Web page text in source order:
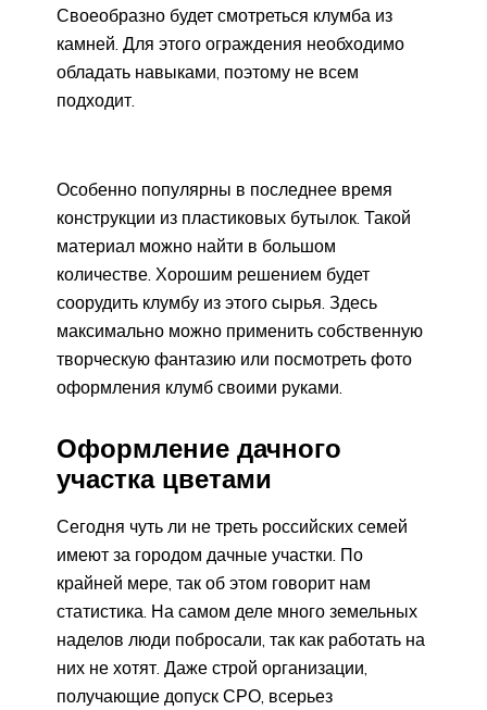
Своеобразно будет смотреться клумба из
камней. Для этого ограждения необходимо
обладать навыками, поэтому не всем
подходит.
Особенно популярны в последнее время
конструкции из пластиковых бутылок. Такой
материал можно найти в большом
количестве. Хорошим решением будет
соорудить клумбу из этого сырья. Здесь
максимально можно применить собственную
творческую фантазию или посмотреть фото
оформления клумб своими руками.
Оформление дачного
участка цветами
Сегодня чуть ли не треть российских семей
имеют за городом дачные участки. По
крайней мере, так об этом говорит нам
статистика. На самом деле много земельных
наделов люди побросали, так как работать на
них не хотят. Даже строй организации,
получающие допуск СРО, всерьез